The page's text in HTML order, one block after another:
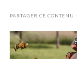
PARTAGER CE CONTENU :